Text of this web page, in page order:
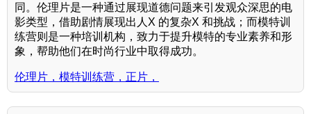
同。伦理片是一种通过展现道德问题来引发观众深思的电
影类型，借助剧情展现出人X 的复杂X 和挑战；而模特训
练营则是一种培训机构，致力于提升模特的专业素养和形
象，帮助他们在时尚行业中取得成功。
伦理片，模特训练营，正片，